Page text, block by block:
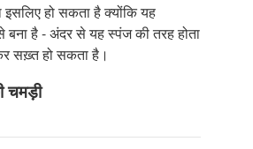
इसलिए हो सकता है क्योंकि यह
बना है - अंदर से यह स्पंज की तरह होता
सख़्त हो सकता है।